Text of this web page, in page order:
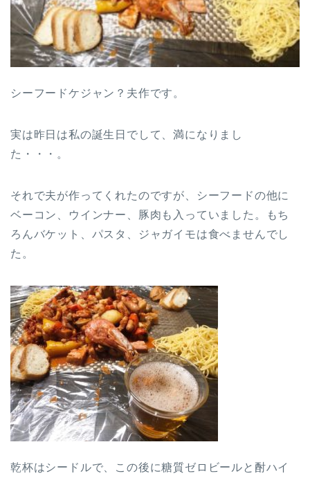
シーフードケジャン？夫作です。
実は昨日は私の誕生日でして、満になりまし
た・・・。
それで夫が作ってくれたのですが、シーフードの他に
ベーコン、ウインナー、豚肉も入っていました。もち
ろんバケット、パスタ、ジャガイモは食べませんでし
た。
乾杯はシードルで、この後に糖質ゼロビールと酎ハイ